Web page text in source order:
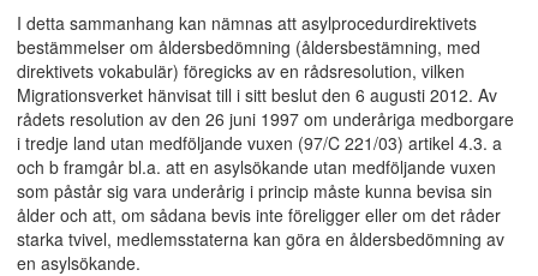
I detta sammanhang kan nämnas att asylprocedurdirektivets
bestämmelser om åldersbedömning (åldersbestämning, med
direktivets vokabulär) föregicks av en rådsresolution, vilken
Migrationsverket hänvisat till i sitt beslut den 6 augusti 2012. Av
rådets resolution av den 26 juni 1997 om underåriga medborgare
i tredje land utan medföljande vuxen (97/C 221/03) artikel 4.3. a
och b framgår bl.a. att en asylsökande utan medföljande vuxen
som påstår sig vara underårig i princip måste kunna bevisa sin
ålder och att, om sådana bevis inte föreligger eller om det råder
starka tvivel, medlemsstaterna kan göra en åldersbedömning av
en asylsökande.